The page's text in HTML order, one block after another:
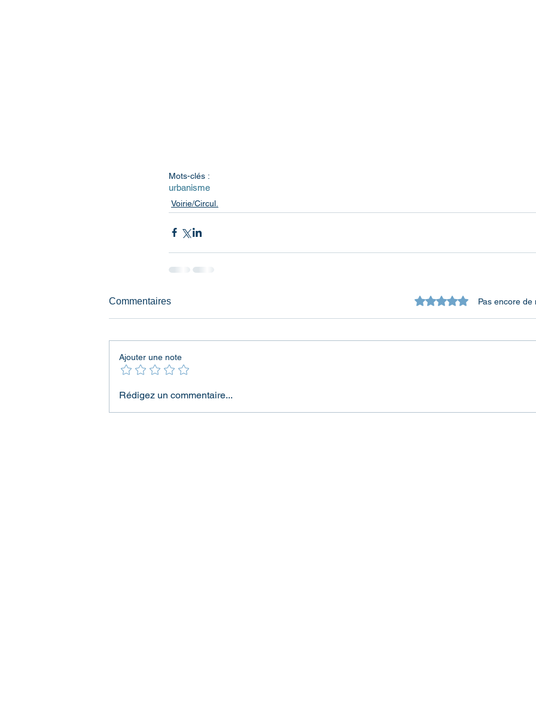
Mots-clés :
urbanisme
Voirie/Circul.
Commentaires Noté 0 étoile sur 5.Pas encore de
Ajouter une note
Rédigez un commentaire...